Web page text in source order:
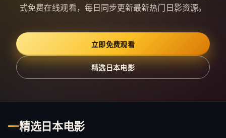
式免费在线观看，每日同步更新最新热门日影资源。
立即免费观看
精选日本电影
精选日本电影